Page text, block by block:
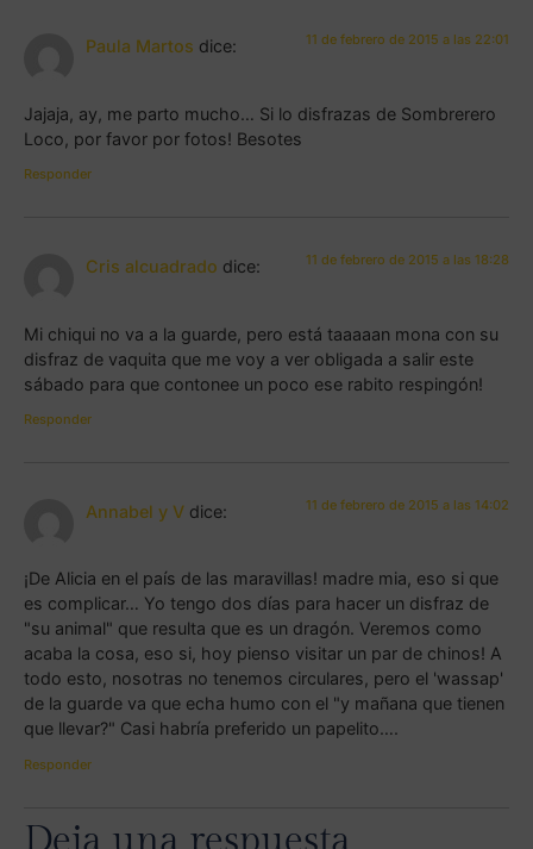
Paula Martos dice: 11 de febrero de 2015 a las 22:01
Jajaja, ay, me parto mucho… Si lo disfrazas de Sombrerero
Loco, por favor por fotos! Besotes
Responder
Cris alcuadrado dice: 11 de febrero de 2015 a las 18:28
Mi chiqui no va a la guarde, pero está taaaaan mona con su
disfraz de vaquita que me voy a ver obligada a salir este
sábado para que contonee un poco ese rabito respingón!
Responder
Annabel y V dice: 11 de febrero de 2015 a las 14:02
¡De Alicia en el país de las maravillas! madre mia, eso si que
es complicar… Yo tengo dos días para hacer un disfraz de
"su animal" que resulta que es un dragón. Veremos como
acaba la cosa, eso si, hoy pienso visitar un par de chinos! A
todo esto, nosotras no tenemos circulares, pero el 'wassap'
de la guarde va que echa humo con el "y mañana que tienen
que llevar?" Casi habría preferido un papelito….
Responder